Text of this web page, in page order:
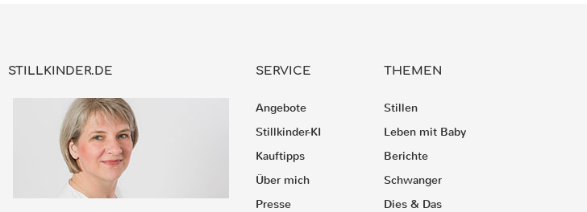
STILLKINDER.DE SERVICE
Angebote
Stillkinder-KI
Kauftipps
Über mich
Presse
THEMEN
Stillen
Leben mit Baby
Berichte
Schwanger
Dies & Das